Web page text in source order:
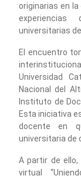
originarias en
universitarias
El encuentro
Universidad
Nacional del
Instituto de
Esta iniciativa
docente en
universitaria de
A partir de
virtual